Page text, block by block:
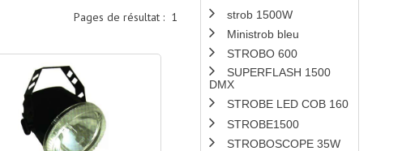
Pages de résultat : 1
strob 1500W
Ministrob bleu
STROBO 600
SUPERFLASH 1500
DMX
STROBE LED COB 160
STROBE1500
STROBOSCOPE 35W